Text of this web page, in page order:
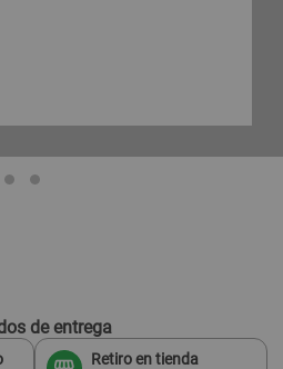
de entrega
Retiro en tienda